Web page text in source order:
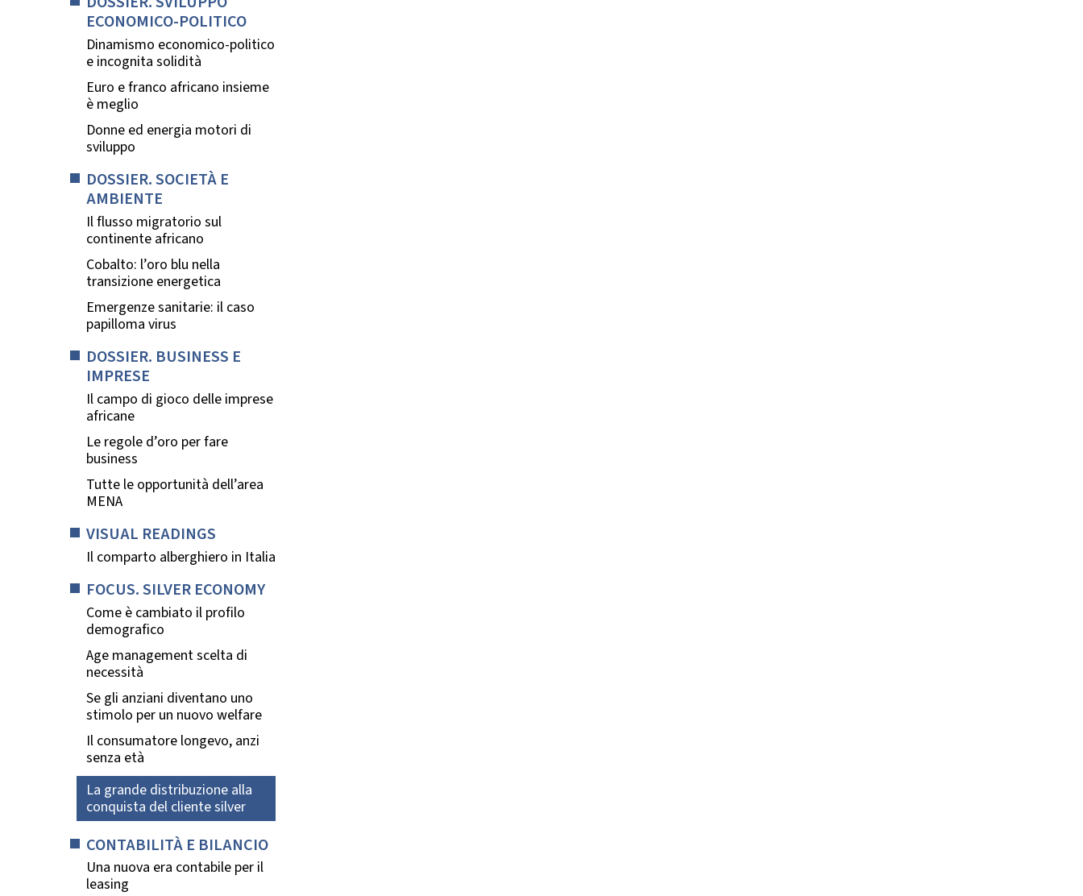
ECONOMICO-POLITICO
Dinamismo economico-politico
e incognita solidità
Euro e franco africano insieme
è meglio
Donne ed energia motori di
sviluppo
DOSSIER. SOCIETÀ E
AMBIENTE
Il flusso migratorio sul
continente africano
Cobalto: l’oro blu nella
transizione energetica
Emergenze sanitarie: il caso
papilloma virus
DOSSIER. BUSINESS E
IMPRESE
Il campo di gioco delle imprese
africane
Le regole d’oro per fare
business
Tutte le opportunità dell’area
MENA
VISUAL READINGS
Il comparto alberghiero in Italia
FOCUS. SILVER ECONOMY
Come è cambiato il profilo
demografico
Age management scelta di
necessità
Se gli anziani diventano uno
stimolo per un nuovo welfare
Il consumatore longevo, anzi
senza età
La grande distribuzione alla
conquista del cliente silver
CONTABILITÀ E BILANCIO
Una nuova era contabile per il
leasing